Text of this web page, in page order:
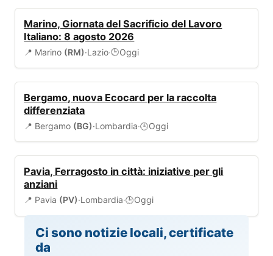
Marino, Giornata del Sacrificio del Lavoro
Italiano: 8 agosto 2026
📍 Marino (RM)·Lazio·🕒Oggi
Bergamo, nuova Ecocard per la raccolta
differenziata
📍 Bergamo (BG)·Lombardia·🕒Oggi
Pavia, Ferragosto in città: iniziative per gli
anziani
📍 Pavia (PV)·Lombardia·🕒Oggi
Ci sono notizie locali, certificate
da